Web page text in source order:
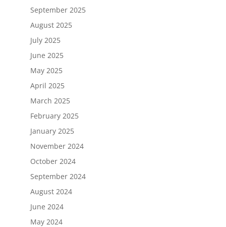
September 2025
August 2025
July 2025
June 2025
May 2025
April 2025
March 2025
February 2025
January 2025
November 2024
October 2024
September 2024
August 2024
June 2024
May 2024